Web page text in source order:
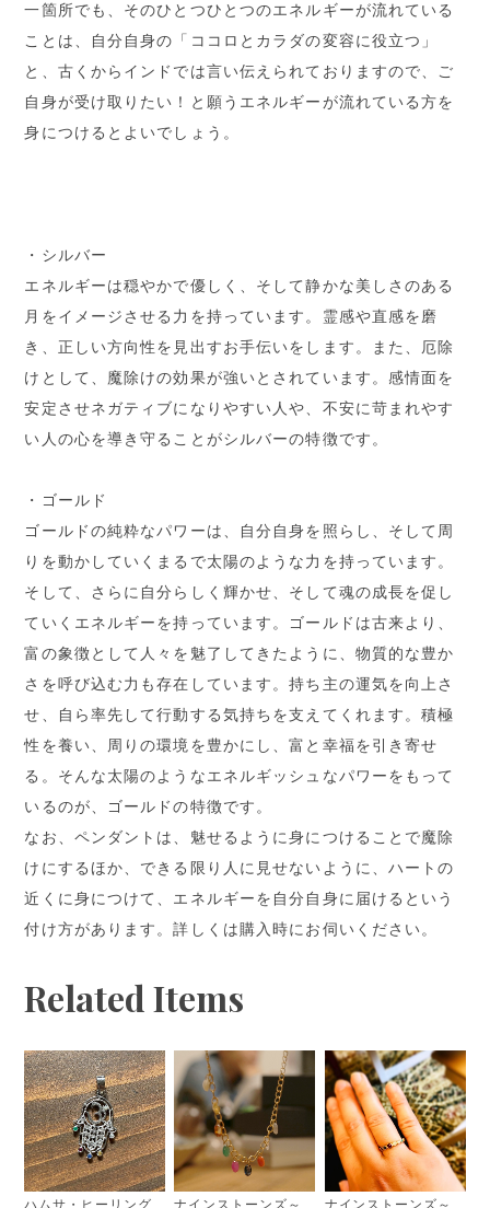
一箇所でも、そのひとつひとつのエネルギーが流れている
ことは、自分自身の「ココロとカラダの変容に役立つ」
と、古くからインドでは言い伝えられておりますので、ご
自身が受け取りたい！と願うエネルギーが流れている方を
身につけるとよいでしょう。
・シルバー
エネルギーは穏やかで優しく、そして静かな美しさのある
月をイメージさせる力を持っています。霊感や直感を磨
き、正しい方向性を見出すお手伝いをします。また、厄除
けとして、魔除けの効果が強いとされています。感情面を
安定させネガティブになりやすい人や、不安に苛まれやす
い人の心を導き守ることがシルバーの特徴です。
・ゴールド
ゴールドの純粋なパワーは、自分自身を照らし、そして周
りを動かしていくまるで太陽のような力を持っています。
そして、さらに自分らしく輝かせ、そして魂の成長を促し
ていくエネルギーを持っています。ゴールドは古来より、
富の象徴として人々を魅了してきたように、物質的な豊か
さを呼び込む力も存在しています。持ち主の運気を向上さ
せ、自ら率先して行動する気持ちを支えてくれます。積極
性を養い、周りの環境を豊かにし、富と幸福を引き寄せ
る。そんな太陽のようなエネルギッシュなパワーをもって
いるのが、ゴールドの特徴です。
なお、ペンダントは、魅せるように身につけることで魔除
けにするほか、できる限り人に見せないように、ハートの
近くに身につけて、エネルギーを自分自身に届けるという
付け方があります。詳しくは購入時にお伺いください。
Related Items